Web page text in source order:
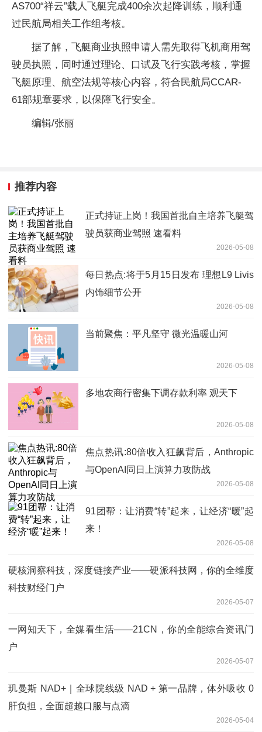
AS700“祥云”载人飞艇完成400余次起降训练，顺利通
过民航局相关工作组考核。
据了解，飞艇商业执照申请人需先取得飞机商用驾
驶员执照，同时通过理论、口试及飞行实践考核，掌握
飞艇原理、航空法规等核心内容，符合民航局CCAR-
61部规章要求，以保障飞行安全。
编辑/张丽
推荐内容
正式持证上岗！我国首批自主培养飞艇驾
驶员获商业驾照 速看料
2026-05-08
每日热点:将于5月15日发布 理想L9 Livis
内饰细节公开
2026-05-08
当前聚焦：平凡坚守 微光温暖山河
2026-05-08
多地农商行密集下调存款利率 观天下
2026-05-08
焦点热讯:80倍收入狂飙背后，Anthropic
与OpenAI同日上演算力攻防战
2026-05-08
91团帮：让消费“转”起来，让经济“暖”起
来！
2026-05-08
硬核洞察科技，深度链接产业——硬派科技网，你的全维度
科技财经门户
2026-05-07
一网知天下，全媒看生活——21CN，你的全能综合资讯门
户
2026-05-07
玑曼斯 NAD+｜全球院线级 NAD + 第一品牌，体外吸收 0
肝负担，全面超越口服与点滴
2026-05-04